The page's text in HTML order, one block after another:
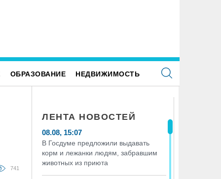
ОБРАЗОВАНИЕ НЕДВИЖИМОСТЬ
741
ЛЕНТА НОВОСТЕЙ
08.08, 15:07
В Госдуме предложили выдавать
корм и лежанки людям, забравшим
животных из приюта